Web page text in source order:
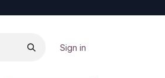
Sign in